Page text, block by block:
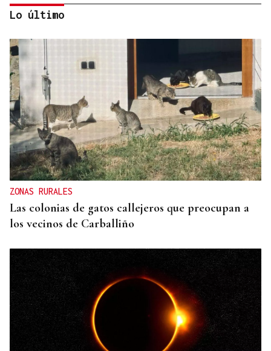
24 EQUIPOS
Todo listo para el Torneo 3x3 de Xinzo de Limia
Lo último
ZONAS RURALES
Las colonias de gatos callejeros que preocupan a
los vecinos de Carballiño